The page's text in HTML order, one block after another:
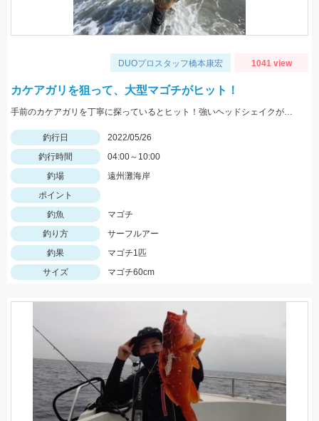
DUOプロスタッフ橋本康宏 1041 view
カケアガリを狙って、大型マゴチがヒット！
手前のカケアガリを丁寧に探っているとヒット！強いヘッドシェイクがたまりません！
釣行日
2022/05/26
釣行時間
04:00～10:00
釣場
遠州灘海岸
ポイント
釣魚
マゴチ
釣り方
サーフルアー
釣果
マゴチ1匹
サイズ
マゴチ60cm